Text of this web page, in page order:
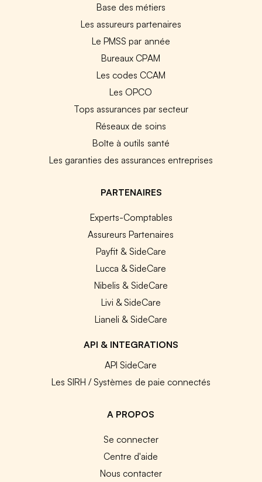
Base des métiers
Les assureurs partenaires
Le PMSS par année
Bureaux CPAM
Les codes CCAM
Les OPCO
Tops assurances par secteur
Réseaux de soins
Boîte à outils santé
Les garanties des assurances entreprises
PARTENAIRES
Experts-Comptables
Assureurs Partenaires
Payfit & SideCare
Lucca & SideCare
Nibelis & SideCare
Livi & SideCare
Lianeli & SideCare
API & INTEGRATIONS
API SideCare
Les SIRH / Systèmes de paie connectés
A PROPOS
Se connecter
Centre d'aide
Nous contacter